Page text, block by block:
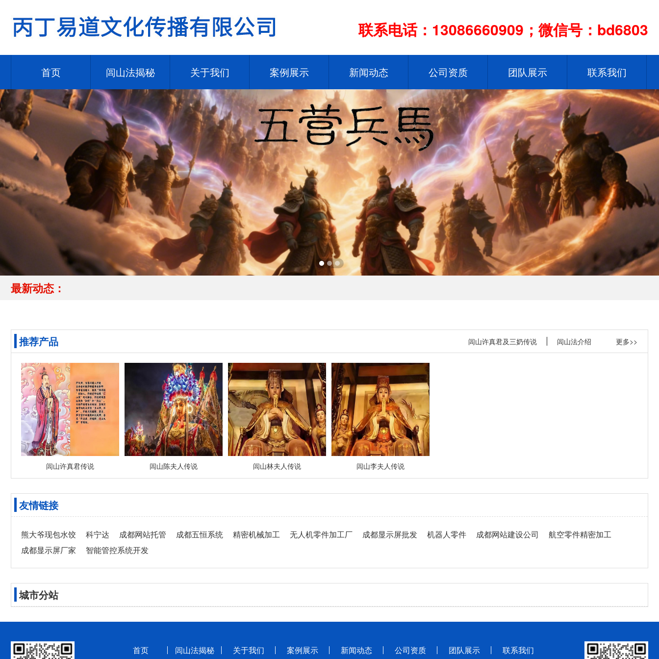
联系电话：13086660909；微信号：bd6803
首页 闾山法揭秘 关于我们 案例展示 新闻动态 公司资质 团队展示 联系我们
最新动态：
推荐产品 更多>>
闾山许真君及三奶传说 闾山法介绍
闾山许真君传说 闾山陈夫人传说 闾山林夫人传说 闾山李夫人传说
友情链接
熊大爷现包水饺 科宁达 成都网站托管 成都五恒系统 精密机械加工 无人机零件加工厂 成都显示屏批发 机器人零件 成都网站建设公司
航空零件精密加工
成都显示屏厂家
智能管控系统开发
城市分站
首页 闾山法揭秘 关于我们 案例展示 新闻动态 公司资质 团队展示 联系我们